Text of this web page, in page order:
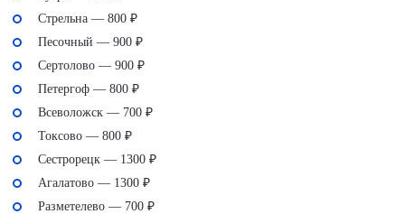
Стрельна — 800 ₽
Песочный — 900 ₽
Сертолово — 900 ₽
Петергоф — 800 ₽
Всеволожск — 700 ₽
Токсово — 800 ₽
Сестрорецк — 1300 ₽
Агалатово — 1300 ₽
Разметелево — 700 ₽